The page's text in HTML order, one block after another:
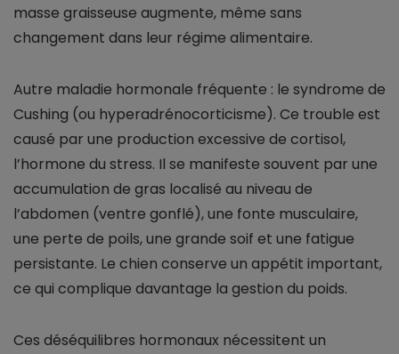
masse graisseuse augmente, même sans
changement dans leur régime alimentaire.
Autre maladie hormonale fréquente : le syndrome de
Cushing (ou hyperadrénocorticisme). Ce trouble est
causé par une production excessive de cortisol,
l’hormone du stress. Il se manifeste souvent par une
accumulation de gras localisé au niveau de
l’abdomen (ventre gonflé), une fonte musculaire,
une perte de poils, une grande soif et une fatigue
persistante. Le chien conserve un appétit important,
ce qui complique davantage la gestion du poids.
Ces déséquilibres hormonaux nécessitent un